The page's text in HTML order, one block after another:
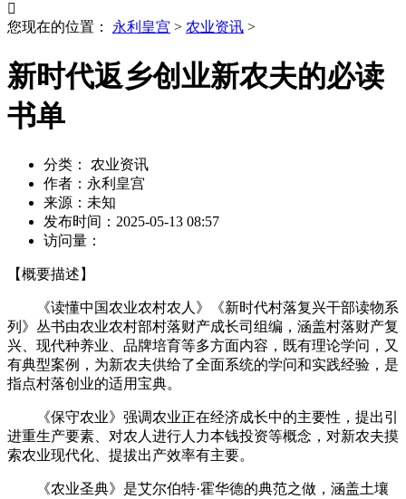

您现在的位置：
永利皇宫 > 农业资讯 >
新时代返乡创业新农夫的必读
书单
分类：
农业资讯
作者： 永利皇宫
来源： 未知
发布时间： 2025-05-13 08:57
访问量：
【概要描述】
《读懂中国农业农村农人》《新时代村落复兴干部读物系
列》丛书由农业农村部村落财产成长司组编，涵盖村落财产复
兴、现代种养业、品牌培育等多方面内容，既有理论学问，又
有典型案例，为新农夫供给了全面系统的学问和实践经验，是
指点村落创业的适用宝典。
《保守农业》强调农业正在经济成长中的主要性，提出引
进重生产要素、对农人进行人力本钱投资等概念，对新农夫摸
索农业现代化、提拔出产效率有主要。
《农业圣典》是艾尔伯特·霍华德的典范之做，涵盖土壤